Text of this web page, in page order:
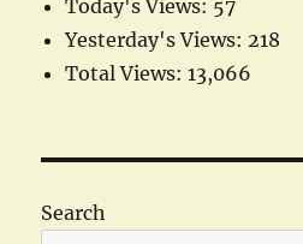
Today's Views: 57
Yesterday's Views: 218
Total Views:13,066
Search